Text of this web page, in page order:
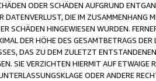
ODER SCHÄDEN AUFGRUND
DATENVERLUST, DIE IM ZUSAMMENHANG
SCHÄDEN HINGEWIESEN WURDEN.
DER HÖHE DES GESAMTBETRAGS
DAS ZU DEM ZULETZT
SIE VERZICHTEN HIERMIT AUF
ODER ANDERE